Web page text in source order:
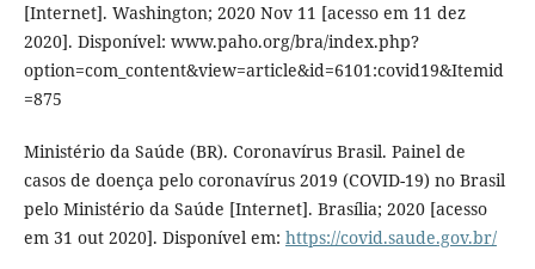
[Internet]. Washington; 2020 Nov 11 [acesso em 11 dez
2020]. Disponível: www.paho.org/bra/index.php?
option=com_content&view=article&id=6101:covid19&Itemid
=875
Ministério da Saúde (BR). Coronavírus Brasil. Painel de
casos de doença pelo coronavírus 2019 (COVID-19) no Brasil
pelo Ministério da Saúde [Internet]. Brasília; 2020 [acesso
em 31 out 2020]. Disponível em: https://covid.saude.gov.br/